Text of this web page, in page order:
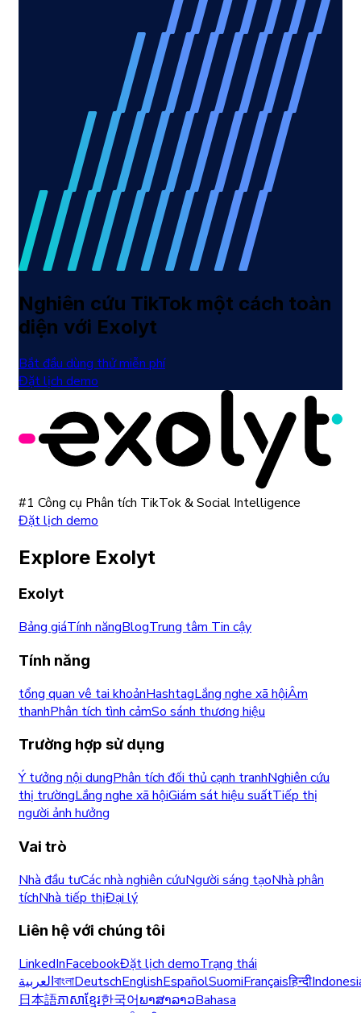
Nghiên cứu TikTok một cách toàn
diện với Exolyt
Bắt đầu dùng thử miễn phí
Đặt lịch demo
#1 Công cụ Phân tích TikTok & Social Intelligence
Đặt lịch demo
Explore Exolyt
Exolyt
Bảng giáTính năngBlogTrung tâm Tin cậy
Tính năng
tổng quan vê tai khoảnHashtagLắng nghe xã hộiÂm
thanhPhân tích tình cảmSo sánh thương hiệu
Trường hợp sử dụng
Ý tưởng nội dungPhân tích đối thủ cạnh tranhNghiên cứu
thị trườngLắng nghe xã hộiGiám sát hiệu suấtTiếp thị
người ảnh hưởng
Vai trò
Nhà đầu tưCác nhà nghiên cứuNgười sáng tạoNhà phân
tíchNhà tiếp thịĐại lý
Liên hệ với chúng tôi
LinkedInFacebookĐặt lịch demoTrạng thái
العربيةবাংলাDeutschEnglishEspañolSuomiFrançaisहिन्दी
日本語ភាសាខ្មែរ한국어ພາສາລາວBahasa